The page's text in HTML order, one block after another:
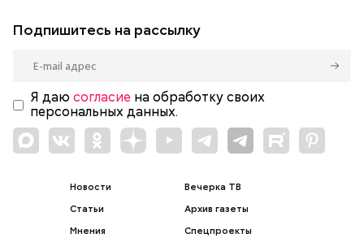
Подпишитесь на рассылку
Я даю согласие на обработку своих
персональных данных.
Новости
Статьи
Мнения
Вечерка ТВ
Архив газеты
Спецпроекты